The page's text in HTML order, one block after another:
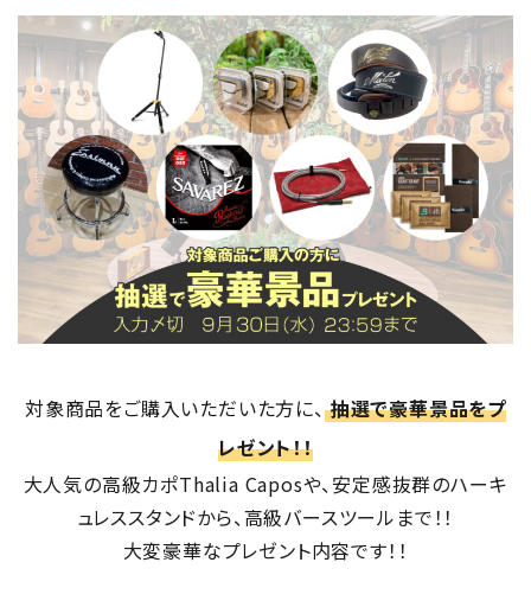
対象商品をご購入いただいた方に、抽選で豪華景品をプ
レゼント！！
大人気の高級カポThalia Caposや、安定感抜群のハーキ
ュレススタンドから、高級バースツールまで！！
大変豪華なプレゼント内容です！！